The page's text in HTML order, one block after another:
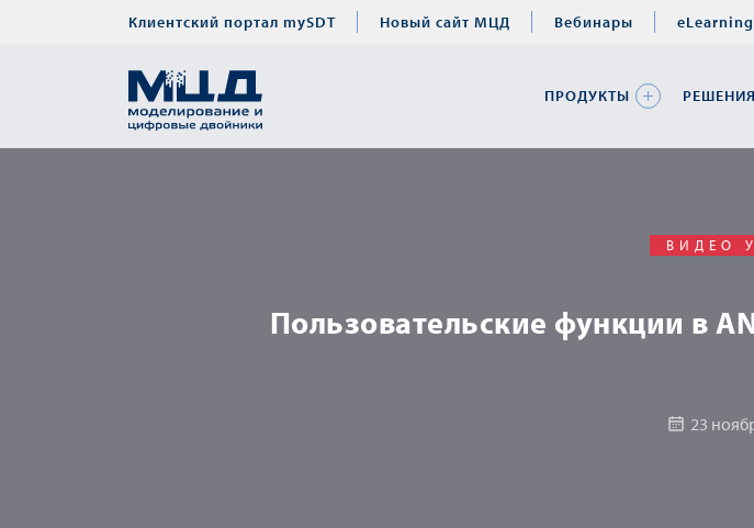
Клиентский портал mySDT Новый сайт МЦД Вебинары eLearning
ПРОДУКТЫ РЕШЕНИЯ
ВИДЕО
Пользовательские функции в
23